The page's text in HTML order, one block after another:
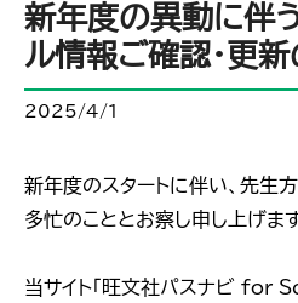
新年度の異動に伴
ル情報ご確認・更
2025/4/1
新年度のスタートに伴い、先生
多忙のこととお察し申し上げます
当サイト「旺文社パスナビ for